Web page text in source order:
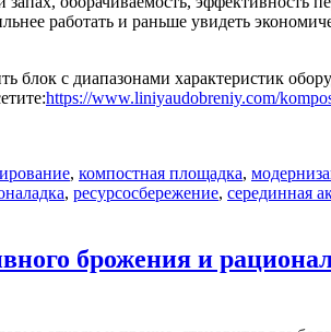
работать и раньше увидеть
блок с диапазонами характеристик
https://www.liniyaudobreniy.com/
, компостная площадка,
, ресурсосбережение, серединная
брожения и